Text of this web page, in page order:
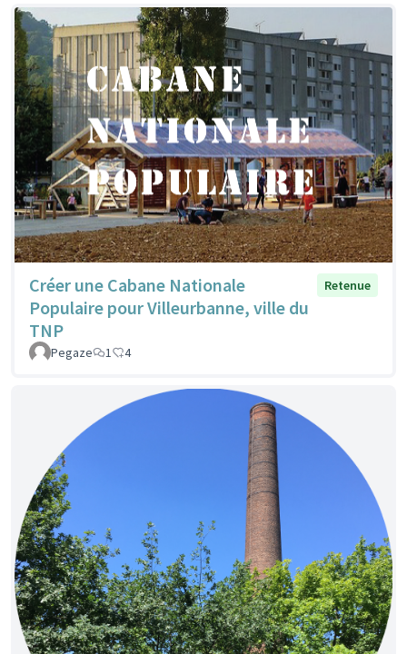
Créer une Cabane Nationale
Populaire pour Villeurbanne, ville du
TNP
Retenue
Pegaze 1 4